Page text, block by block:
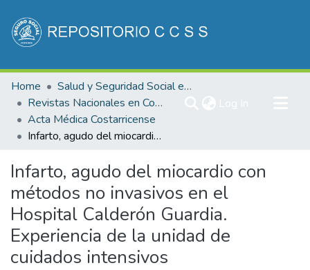
Communities & Collections
All of DSpace
Statistics
Home
Salud y Seguridad Social en Costa Rica
Revistas Nacionales en Costa Rica
Acta Médica Costarricense
Infarto, agudo del miocardio con métodos no invasivos en el Hospital Calderón Guardia. Experiencia de la unidad de cuidados intensivos
Infarto, agudo del miocardio con
métodos no invasivos en el
Hospital Calderón Guardia.
Experiencia de la unidad de
cuidados intensivos